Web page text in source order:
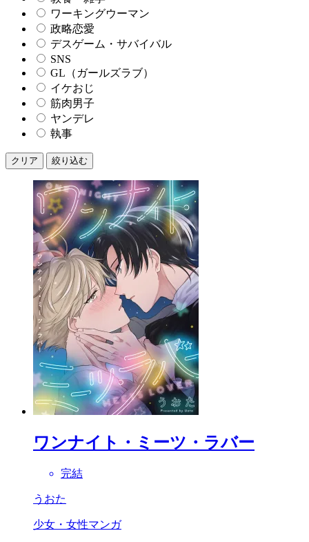
ワーキングウーマン
政略恋愛
デスゲーム・サバイバル
SNS
GL（ガールズラブ）
イケおじ
筋肉男子
ヤンデレ
執事
クリア 絞り込む
ワンナイト・ミーツ・ラバー
完結
うおた
少女・女性マンガ